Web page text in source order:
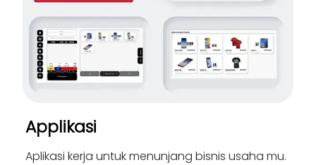
Applikasi
Aplikasi kerja untuk menunjang bisnis usaha mu.